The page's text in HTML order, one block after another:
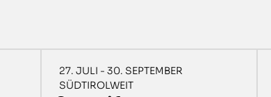
27. JULI - 30. SEPTEMBER
SÜDTIROLWEIT